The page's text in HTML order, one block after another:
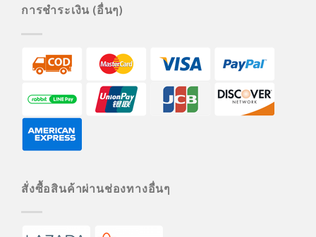
การชำระเงิน (อื่นๆ)
สั่งซื้อสินค้าผ่านช่องทางอื่นๆ